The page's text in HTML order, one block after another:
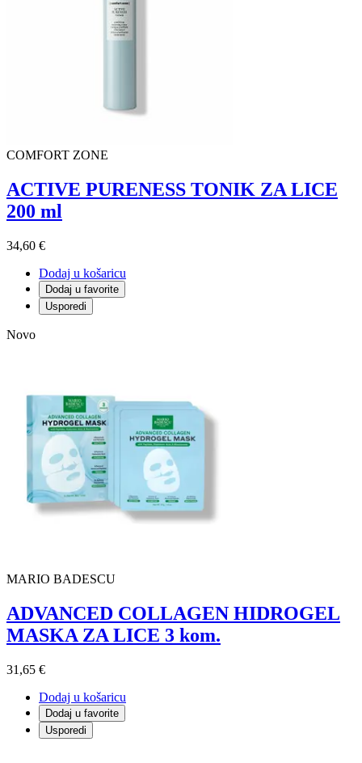
COMFORT ZONE
ACTIVE PURENESS TONIK ZA LICE
200 ml
34,60 €
Dodaj u košaricu
Dodaj u favorite
Usporedi
Novo
MARIO BADESCU
ADVANCED COLLAGEN HIDROGEL
MASKA ZA LICE 3 kom.
31,65 €
Dodaj u košaricu
Dodaj u favorite
Usporedi